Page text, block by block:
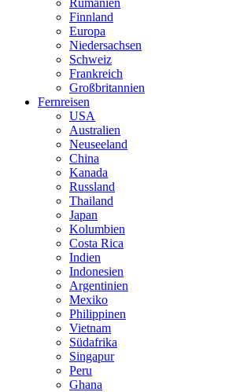
Rumänien
Finnland
Europa
Niedersachsen
Schweiz
Frankreich
Großbritannien
Fernreisen
USA
Australien
Neuseeland
China
Kanada
Russland
Thailand
Japan
Kolumbien
Costa Rica
Indien
Indonesien
Argentinien
Mexiko
Philippinen
Vietnam
Südafrika
Singapur
Peru
Ghana